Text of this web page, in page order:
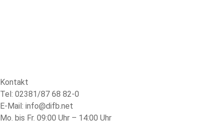
Kontakt
Tel: 02381/87 68 82-0
E-Mail: info@difb.net
Mo. bis Fr. 09:00 Uhr – 14:00 Uhr